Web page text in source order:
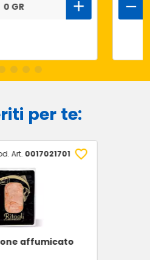
0 GR
per te:
Art. 0017021701
affumicato